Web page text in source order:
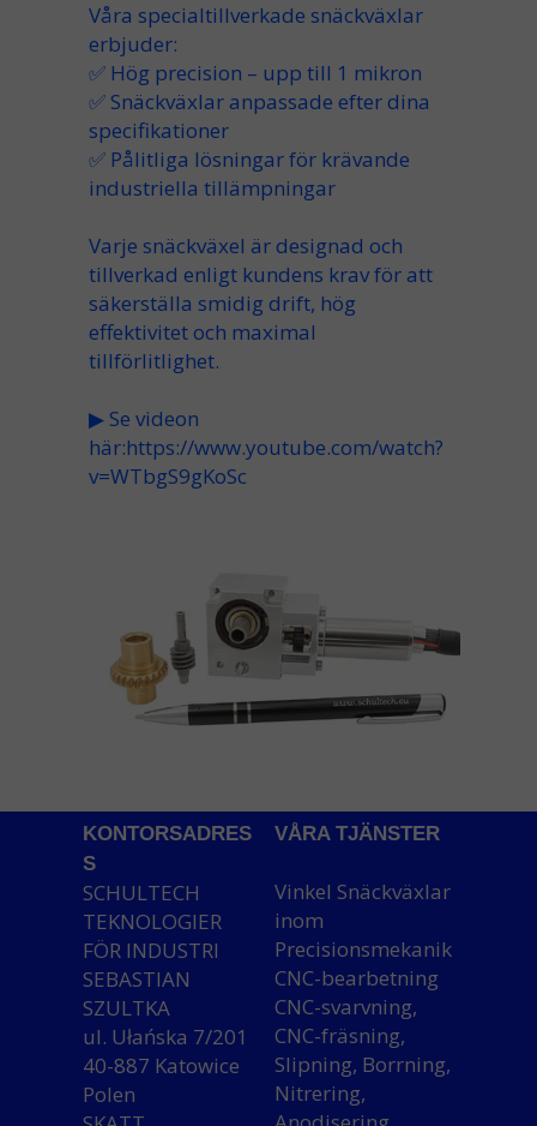
Våra specialtillverkade snäckväxlar
erbjuder:
✅ Hög precision – upp till 1 mikron
✅ Snäckväxlar anpassade efter dina
specifikationer
✅ Pålitliga lösningar för krävande
industriella tillämpningar
Varje snäckväxel är designad och
tillverkad enligt kundens krav för att
säkerställa smidig drift, hög
effektivitet och maximal
tillförlitlighet.
▶ Se videon
här:https://www.youtube.com/watch?
v=WTbgS9gKoSc
VÅRA TJÄNSTER
Vinkel Snäckväxlar
inom
Precisionsmekanik
CNC-bearbetning
CNC-svarvning,
CNC-fräsning,
Slipning, Borrning,
Nitrering,
KONTORSADRES
S
SCHULTECH
TEKNOLOGIER
FÖR INDUSTRI
SEBASTIAN
SZULTKA
ul. Ułańska 7/201
40-887 Katowice
Polen